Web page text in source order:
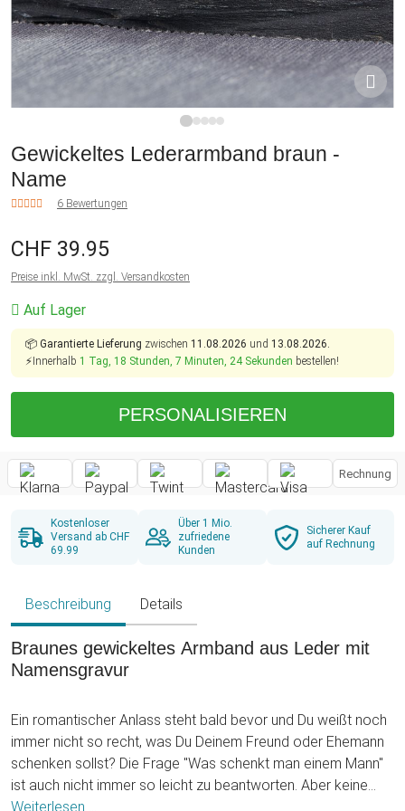
Gewickeltes Lederarmband braun -
Name
6 Bewertungen
CHF 39.95
Preise inkl. MwSt. zzgl. Versandkosten
Auf Lager
📦 Garantierte Lieferung zwischen 11.08.2026 und 13.08.2026.
⚡Innerhalb 1 Tag, 18 Stunden, 7 Minuten, 24 Sekunden bestellen!
PERSONALISIEREN
Rechnung
Kostenloser
Versand ab CHF
69.99
Über 1 Mio.
zufriedene
Kunden
Sicherer Kauf
auf Rechnung
Beschreibung Details
Braunes gewickeltes Armband aus Leder mit
Namensgravur
Ein romantischer Anlass steht bald bevor und Du weißt noch
immer nicht so recht, was Du Deinem Freund oder Ehemann
schenken sollst? Die Frage "Was schenkt man einem Mann"
ist auch nicht immer so leicht zu beantworten. Aber keine
Sorge, wir haben da eine tolle Idee für Dich: das gewickelte
Weiterlesen ...